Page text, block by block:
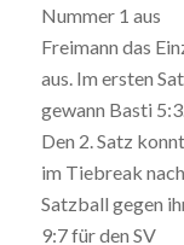
Nummer 1 aus
Freimann das
aus. Im ersten
gewann Basti 5:3.
Den 2. Satz
im Tiebreak nach
Satzball gegen
9:7 für den SV